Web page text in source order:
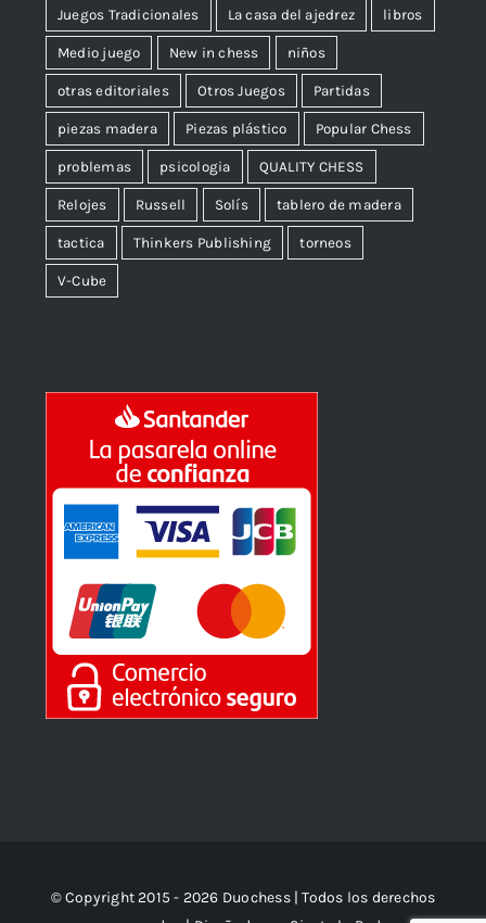
Juegos Tradicionales La casa del ajedrez libros
Medio juego New in chess niños
otras editoriales Otros Juegos Partidas
piezas madera Piezas plástico Popular Chess
problemas psicologia QUALITY CHESS
Relojes Russell Solís tablero de madera
tactica Thinkers Publishing torneos
V-Cube
© Copyright 2015 - 2026 Duochess | Todos los derechos